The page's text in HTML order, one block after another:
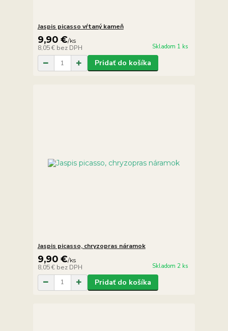
Jaspis picasso vŕtaný kameň
9,90 €/ks
8,05 € bez DPH Skladom 1 ks
Pridať do košíka
Jaspis picasso, chryzopras náramok
9,90 €/ks
8,05 € bez DPH Skladom 2 ks
Pridať do košíka